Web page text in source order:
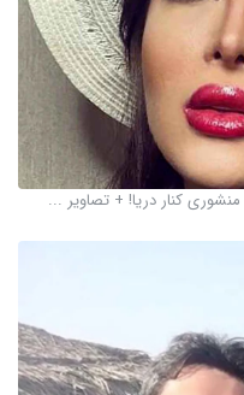
کنار دریا! + تصاویر ...